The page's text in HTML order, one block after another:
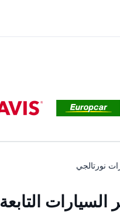
نورتالجي
التابعة